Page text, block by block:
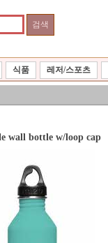
식품 레저/스포츠
wall bottle w/loop cap